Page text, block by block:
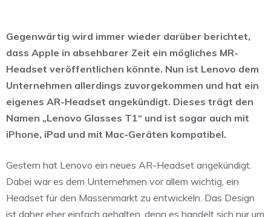
Gegenwärtig wird immer wieder darüber berichtet,
dass Apple in absehbarer Zeit ein mögliches MR-
Headset veröffentlichen könnte. Nun ist Lenovo dem
Unternehmen allerdings zuvorgekommen und hat ein
eigenes AR-Headset angekündigt. Dieses trägt den
Namen „Lenovo Glasses T1“ und ist sogar auch mit
iPhone, iPad und mit Mac-Geräten kompatibel.
Gestern hat Lenovo ein neues AR-Headset angekündigt.
Dabei war es dem Unternehmen vor allem wichtig, ein
Headset für den Massenmarkt zu entwickeln. Das Design
ist daher eher einfach gehalten, denn es handelt sich nur um